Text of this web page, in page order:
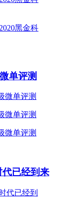
单评测
已经到来